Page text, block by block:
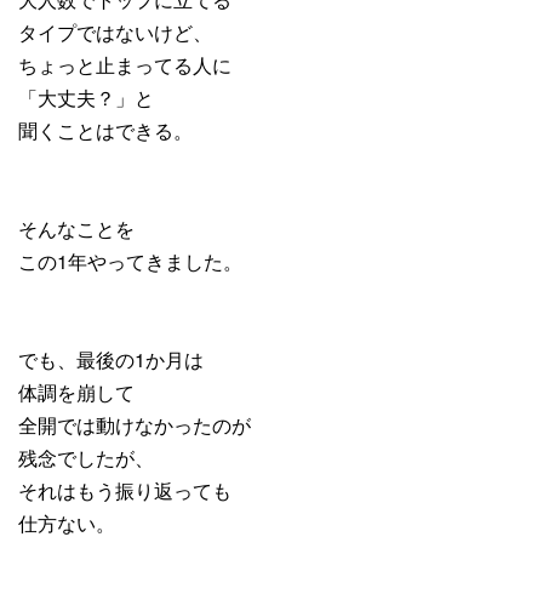
タイプではないけど、
ちょっと止まってる人に
「大丈夫？」と
聞くことはできる。
そんなことを
この1年やってきました。
でも、最後の1か月は
体調を崩して
全開では動けなかったのが
残念でしたが、
それはもう振り返っても
仕方ない。